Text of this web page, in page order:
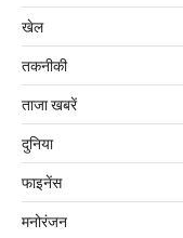
खेल
तकनीकी
ताजा खबरें
दुनिया
फाइनेंस
मनोरंजन